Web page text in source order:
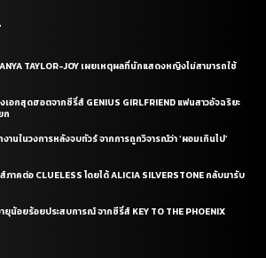
TAYLOR-JOY เผยเหตุผลที่นักแสดงหญิงไม่สามารถใช้
เอกสุดฮอตจากซีรี่ส์ GENIUS GIRLFRIEND แฟนสาวอัจฉริยะ
ก
งานในวงการหลังจบทัวร์ จากการถูกวิจารณ์ว่า ‘ผอมเกินไป’
าคต่อ CLUELESS โดยได้ ALICIA SILVERSTONE กลับมารับ
ยุน้อยร้อยประสบการณ์ จากซีรี่ส์ KEY TO THE PHOENIX